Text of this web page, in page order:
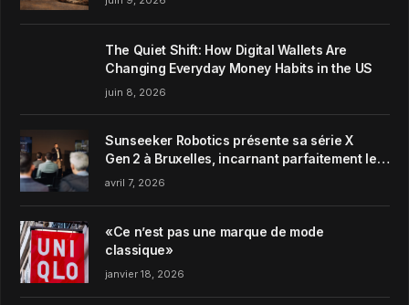
The Quiet Shift: How Digital Wallets Are
Changing Everyday Money Habits in the US
juin 8, 2026
Sunseeker Robotics présente sa série X
Gen 2 à Bruxelles, incarnant parfaitement le
concept de Garden Harmony de la marque
avril 7, 2026
«Ce n’est pas une marque de mode
classique»
janvier 18, 2026